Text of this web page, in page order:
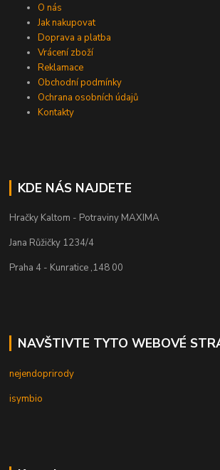
O nás
Jak nakupovat
Doprava a platba
Vrácení zboží
Reklamace
Obchodní podmínky
Ochrana osobních údajů
Kontakty
KDE NÁS NAJDETE
Hračky Kaltom - Potraviny MAXIMA
Jana Růžičky 1234/4
Praha 4 - Kunratice ,148 00
NAVŠTIVTE TYTO WEBOVÉ
nejendoprirody
isymbio